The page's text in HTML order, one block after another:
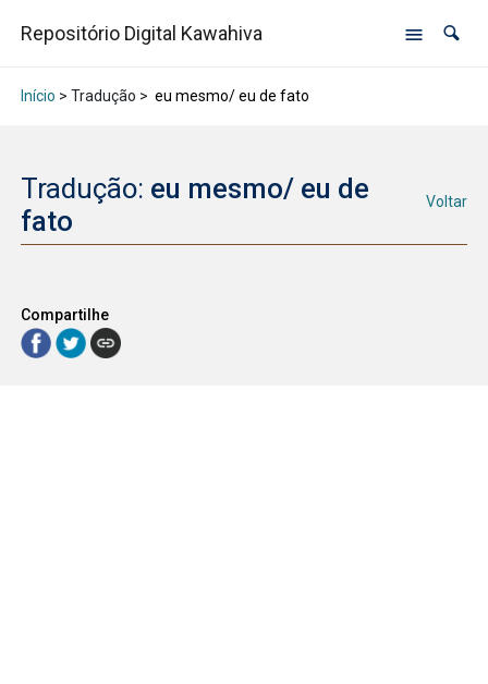
Repositório Digital Kawahiva
Início > Tradução > eu mesmo/ eu de fato
Tradução: eu mesmo/ eu de
fato
Voltar
Compartilhe